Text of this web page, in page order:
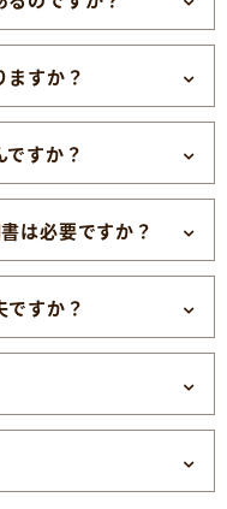
ますか？
すか？
は必要ですか？
ですか？